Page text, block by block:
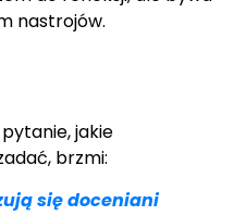
nastrojów.
jakie
brzmi:
się doceniani